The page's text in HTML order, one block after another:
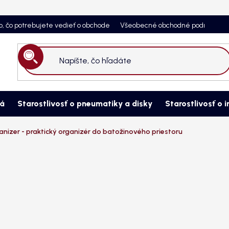
čo potrebujete vedieť o obchode Všeobecné obchodné podmienky
Hľadať
Starostlivosť o pneumatiky a disky Starostlivosť o
- praktický organizér do batožinového priestoru